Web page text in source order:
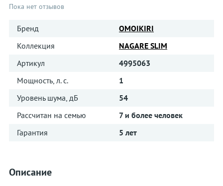
Пока нет отзывов
Бренд
OMOIKIRI
Коллекция
NAGARE SLIM
Артикул
4995063
Мощность, л. с.
1
Уровень шума, дБ
54
Рассчитан на семью
7 и более человек
Гарантия
5 лет
Описание